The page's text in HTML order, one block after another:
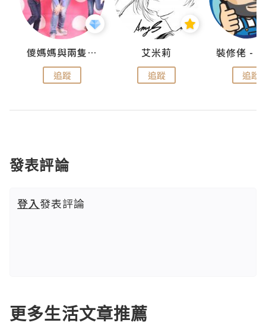
儍媽媽與兩隻小魔怪之家
追蹤
艾米莉
追蹤 追蹤
發表評論
登入發表評論
更多生活文章推薦